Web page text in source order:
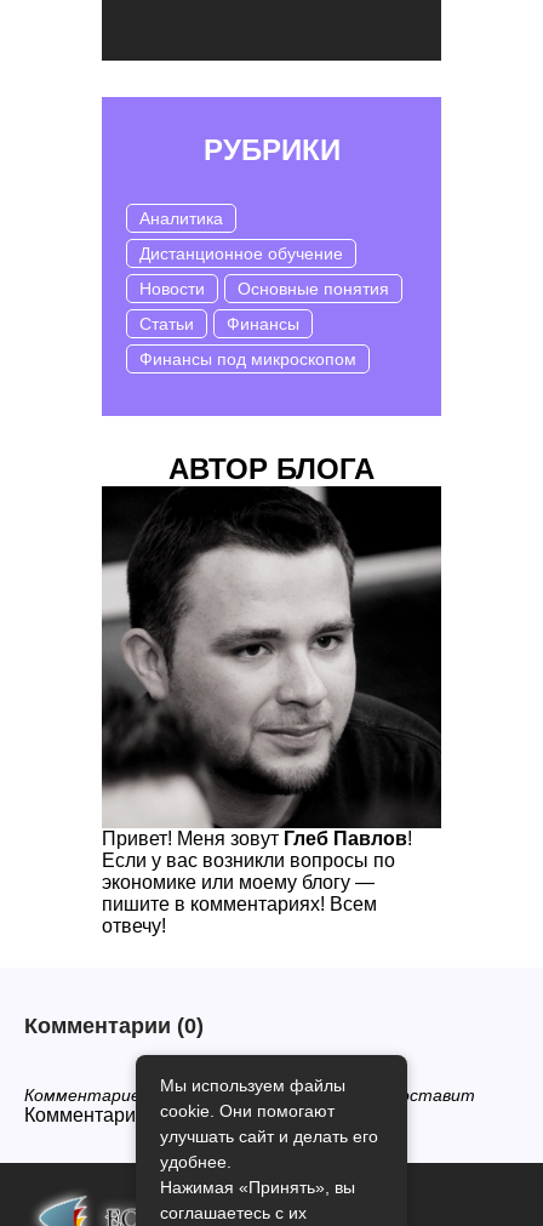
РУБРИКИ
Аналитика
Дистанционное обучение
Новости
Основные понятия
Статьи
Финансы
Финансы под микроскопом
АВТОР БЛОГА
Привет! Меня зовут Глеб Павлов!
Если у вас возникли вопросы по
экономике или моему блогу —
пишите в комментариях! Всем
отвечу!
Комментарии (0)
Комментариев нет, будьте первым кто его оставит
Комментарии закрыты.
Мы используем файлы
cookie. Они помогают
улучшать сайт и делать его
удобнее.
Нажимая «Принять», вы
соглашаетесь с их